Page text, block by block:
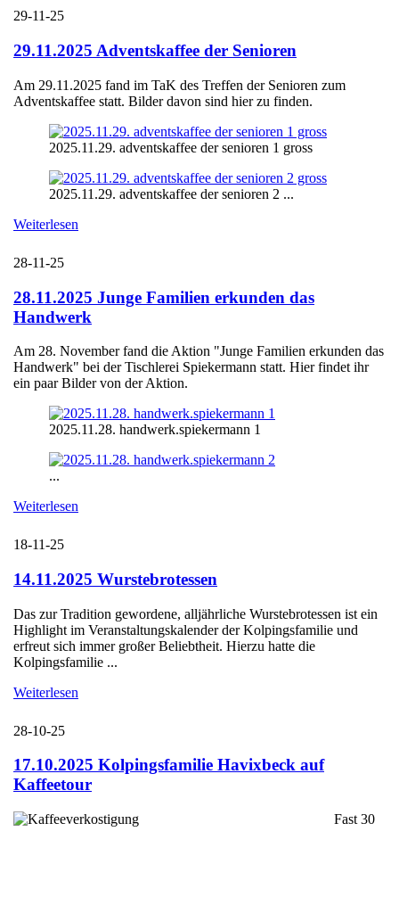
29-11-25
29.11.2025 Adventskaffee der Senioren
Am 29.11.2025 fand im TaK des Treffen der Senioren zum
Adventskaffee statt. Bilder davon sind hier zu finden.
2025.11.29. adventskaffee der senioren 1 gross
2025.11.29. adventskaffee der senioren 2 ...
Weiterlesen
28-11-25
28.11.2025 Junge Familien erkunden das
Handwerk
Am 28. November fand die Aktion "Junge Familien erkunden das
Handwerk" bei der Tischlerei Spiekermann statt. Hier findet ihr
ein paar Bilder von der Aktion.
2025.11.28. handwerk.spiekermann 1
...
Weiterlesen
18-11-25
14.11.2025 Wurstebrotessen
Das zur Tradition gewordene, alljährliche Wurstebrotessen ist ein
Highlight im Veranstaltungskalender der Kolpingsfamilie und
erfreut sich immer großer Beliebtheit. Hierzu hatte die
Kolpingsfamilie ...
Weiterlesen
28-10-25
17.10.2025 Kolpingsfamilie Havixbeck auf
Kaffeetour
Fast 30